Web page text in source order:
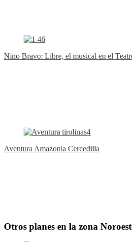
Nino Bravo: Libre, el musical en el
Aventura Amazonia Cercedilla
Otros planes en la zona